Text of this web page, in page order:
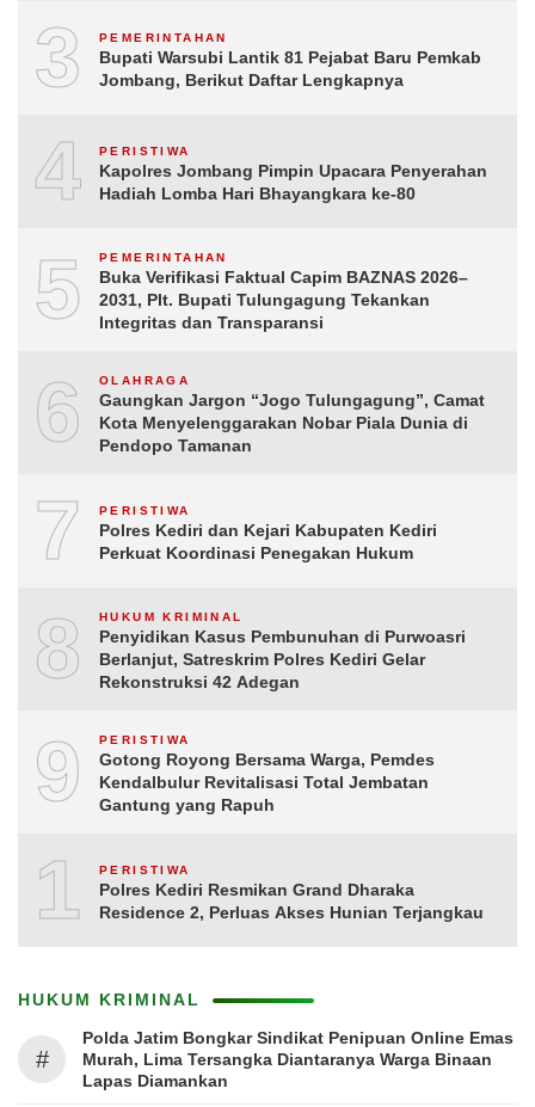
3 PEMERINTAHAN
Bupati Warsubi Lantik 81 Pejabat Baru Pemkab
Jombang, Berikut Daftar Lengkapnya
4 PERISTIWA
Kapolres Jombang Pimpin Upacara Penyerahan
Hadiah Lomba Hari Bhayangkara ke-80
5 PEMERINTAHAN
Buka Verifikasi Faktual Capim BAZNAS 2026–
2031, Plt. Bupati Tulungagung Tekankan
Integritas dan Transparansi
6 OLAHRAGA
Gaungkan Jargon “Jogo Tulungagung”, Camat
Kota Menyelenggarakan Nobar Piala Dunia di
Pendopo Tamanan
7 PERISTIWA
Polres Kediri dan Kejari Kabupaten Kediri
Perkuat Koordinasi Penegakan Hukum
8 HUKUM KRIMINAL
Penyidikan Kasus Pembunuhan di Purwoasri
Berlanjut, Satreskrim Polres Kediri Gelar
Rekonstruksi 42 Adegan
9 PERISTIWA
Gotong Royong Bersama Warga, Pemdes
Kendalbulur Revitalisasi Total Jembatan
Gantung yang Rapuh
10PERISTIWA
Polres Kediri Resmikan Grand Dharaka
Residence 2, Perluas Akses Hunian Terjangkau
HUKUM KRIMINAL
#
Polda Jatim Bongkar Sindikat Penipuan Online Emas
Murah, Lima Tersangka Diantaranya Warga Binaan
Lapas Diamankan